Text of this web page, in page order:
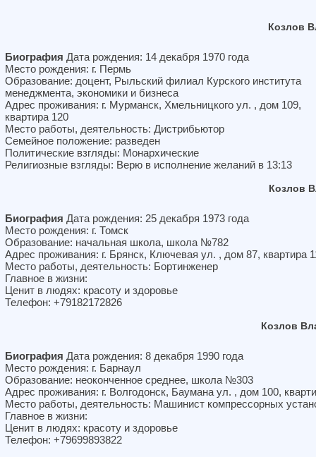
Козлов
Биография Дата рождения: 14 декабря 1970 года
Место рождения: г. Пермь
Образование: доцент, Рыльский филиал Курского института
менеджмента, экономики и бизнеса
Адрес проживания: г. Мурманск, Хмельницкого ул. , дом 109,
квартира 120
Место работы, деятельность: Дистрибьютор
Семейное положение: разведен
Политические взгляды: Монархические
Религиозные взгляды: Верю в исполнение желаний в 13:13
Козлов
Биография Дата рождения: 25 декабря 1973 года
Место рождения: г. Томск
Образование: начальная школа, школа №782
Адрес проживания: г. Брянск, Ключевая ул. , дом 87, квартира
Место работы, деятельность: Бортинженер
Главное в жизни:
Ценит в людях: красоту и здоровье
Телефон: +79182172826
Козлов
Биография Дата рождения: 8 декабря 1990 года
Место рождения: г. Барнаул
Образование: неоконченное среднее, школа №303
Адрес проживания: г. Волгодонск, Баумана ул. , дом 100,
Место работы, деятельность: Машинист компрессорных
Главное в жизни:
Ценит в людях: красоту и здоровье
Телефон: +79699893822